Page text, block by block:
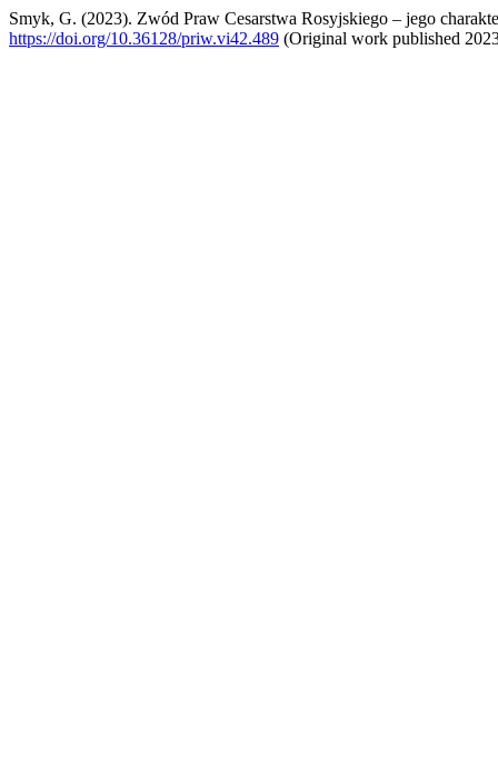
Smyk, G. (2023). Zwód Praw Cesarstwa Rosyjskiego – jego
https://doi.org/10.36128/priw.vi42.489 (Original work published